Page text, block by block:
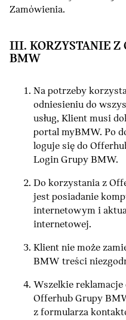
Zamówienia.
III. KORZYSTANIE Z
BMW
Na potrzeby
odniesieniu do
usług, Klient musi
portal myBMW. Po
loguje się do
Login Grupy BMW.
Do korzystania z
jest posiadanie
internetowym i
internetowej.
Klient nie może
BMW treści
Wszelkie
Offerhub Grupy
z formularza